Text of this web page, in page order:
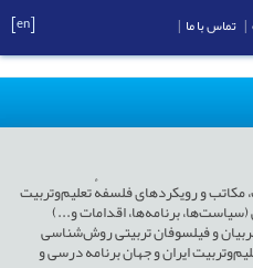
و رویکردهای فلسفهٔ ‌تعلیم‌وتربیت
برنامه‌ها، اقدامات و...)
و فیلسوفان تربیتی روش‌شناسی
ایران و جهان برنامه درسی و
تماس با ما